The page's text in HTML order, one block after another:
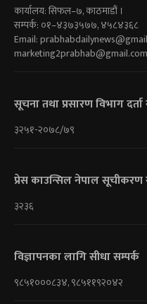
कार्यालय: सिफल–७, काठमाडौं ।
सम्पर्क: ०१–४३७३५७७, ४५८४३६८
Email:
marketing2prabhab@gmail.com
सूचना तथा प्रसारण विभाग दर्ता
३२५१-२०७८/७९
प्रेस काउन्सिल नेपाल सूचीकरण
३२३६
विज्ञापनका लागि सीधा सम्पर्क
९८५१०००८३४, ९८५११९२०४२